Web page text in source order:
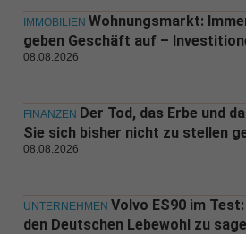
IMMOBILIEN Wohnungsmarkt:
geben Geschäft auf –
08.08.2026
FINANZEN Der Tod, das Erbe und
Sie sich bisher nicht zu stellen
08.08.2026
UNTERNEHMEN Volvo ES90 im
den Deutschen Lebewohl zu